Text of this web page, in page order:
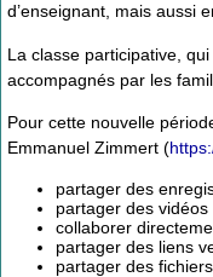
d’enseignant, mais aussi
La classe participative,
accompagnés par les
Pour cette nouvelle
Emmanuel Zimmert (
partager des
partager des
collaborer
partager des liens
partager des fichiers